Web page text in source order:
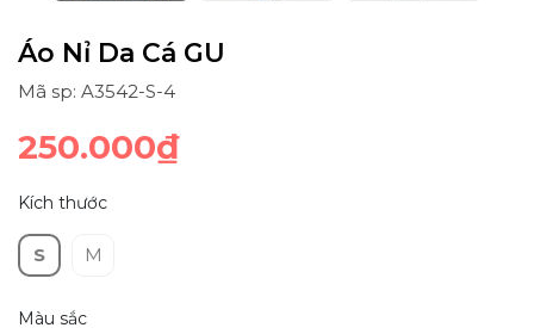
Áo Nỉ Da Cá GU
Mã sp: A3542-S-4
250.000₫
Kích thước
S M
Màu sắc